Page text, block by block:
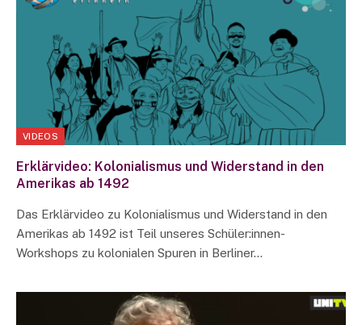
VIDEOS
Erklärvideo: Kolonialismus und Widerstand in den
Amerikas ab 1492
Das Erklärvideo zu Kolonialismus und Widerstand in den
Amerikas ab 1492 ist Teil unseres Schüler:innen-
Workshops zu kolonialen Spuren in Berliner…